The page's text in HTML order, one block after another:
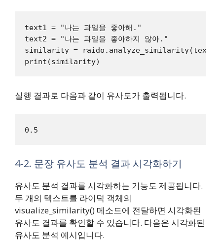
text1 = "나는 과일을 좋아해."
text2 = "나는 과일을 좋아하지 않아."
similarity =
실행 결과로 다음과 같이 유사도가 출력됩니다.
4-2. 문장 유사도 분석 결과 시각화하기
유사도 분석 결과를 시각화하는 기능도 제공됩니다.
두 개의 텍스트를 라이덕 객체의
visualize_similarity() 메소드에 전달하면 시각화된
유사도 결과를 확인할 수 있습니다. 다음은 시각화된
유사도 분석 예시입니다.